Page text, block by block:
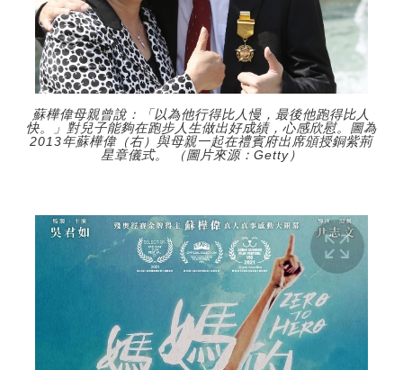
蘇樺偉母親曾說：「以為他行得比人慢，最後他跑得比人
快。」對兒子能夠在跑步人生做出好成績，心感欣慰。圖為
2013年蘇樺偉（右）與母親一起在禮賓府出席頒授銅紫荊
星章儀式。 （圖片來源：Getty）